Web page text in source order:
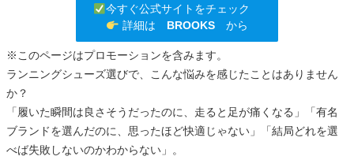
今すぐ公式サイトをチェック
詳細は BROOKSから
※このページはプロモーションを含みます。
ランニングシューズ選びで、こんな悩みを感じたことはありません
か？
「履いた瞬間は良さそうだったのに、走ると足が痛くなる」「有名
ブランドを選んだのに、思ったほど快適じゃない」「結局どれを選
べば失敗しないのかわからない」。